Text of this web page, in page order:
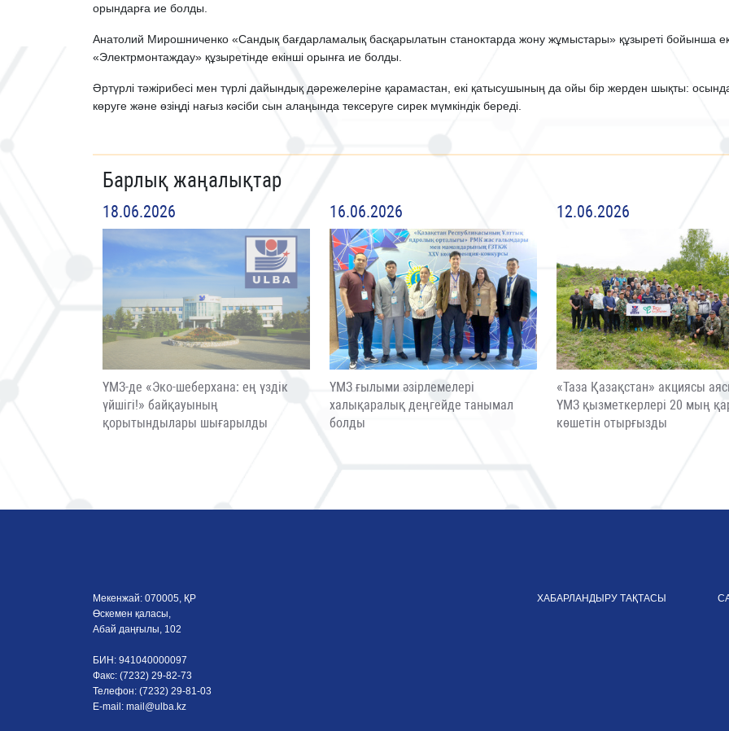
орындарға ие болды.
Анатолий Мирошниченко «Сандық бағдарламалық басқарылатын станоктарда жону жұмыстары» құзыреті бойынша
«Электрмонтаждау» құзыретінде екінші орынға ие болды.
Әртүрлі тәжірибесі мен түрлі дайындық дәрежелеріне қарамастан, екі қатысушының да ойы бір жерден шықты:
көруге және өзіңді нағыз кәсіби сын алаңында тексеруге сирек мүмкіндік береді.
Барлық жаңалықтар
18.06.2026
ҮМЗ-де «Эко-шеберхана: ең үздік
үйшігі!» байқауының
қорытындылары шығарылды
16.06.2026
ҮМЗ ғылыми әзірлемелері
халықаралық деңгейде танымал
болды
12.06.2026
«Таза Қазақстан» акциясы
ҮМЗ қызметкерлері 20 мың
көшетін отырғызды
Мекенжай: 070005, ҚР
Өскемен қаласы,
Абай даңғылы, 102
БИН: 941040000097
Факс: (7232) 29-82-73
Телефон: (7232) 29-81-03
E-mail: mail@ulba.kz
ХАБАРЛАНДЫРУ ТАҚТАСЫ